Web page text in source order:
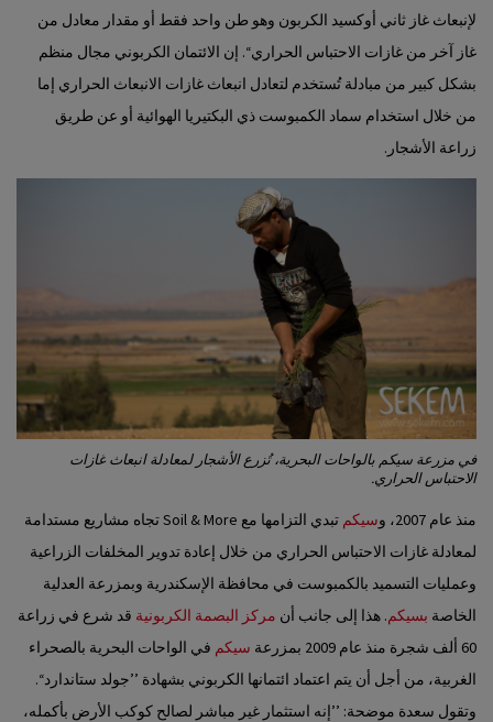
لإنبعاث غاز ثاني أوكسيد الكربون وهو طن واحد فقط أو مقدار معادل من
غاز آخر من غازات الاحتباس الحراري‘‘. إن الائتمان الكربوني مجال منظم
بشكل كبير من مبادلة تُستخدم لتعادل انبعاث غازات الانبعاث الحراري إما
من خلال استخدام سماد الكمبوست ذي البكتيريا الهوائية أو عن طريق
زراعة الأشجار.
في مزرعة سيكم بالواحات البحرية، تُزرع الأشجار لمعادلة انبعاث غازات
الاحتباس الحراري.
منذ عام 2007، و سيكم
تبدي التزامها مع Soil & More تجاه مشاريع مستدامة
لمعادلة غازات الاحتباس الحراري من خلال إعادة تدوير المخلفات الزراعية
وعمليات التسميد بالكمبوست في محافظة الإسكندرية وبمزرعة العدلية
الخاصة بسيكم. هذا إلى جانب أن مركز البصمة الكربونية قد شرع في زراعة
60 ألف شجرة منذ عام 2009 بمزرعة
سيكم في الواحات البحرية بالصحراء
الغربية، من أجل أن يتم اعتماد ائتمانها الكربوني بشهادة ’’جولد ستاندارد‘‘.
وتقول سعدة موضحة: ’’إنه استثمار غير مباشر لصالح كوكب الأرض بأكمله،